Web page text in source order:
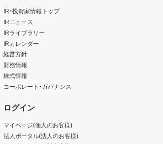
IR・投資家情報トップ
IRニュース
IRライブラリー
IRカレンダー
経営方針
財務情報
株式情報
コーポレート・ガバナンス
ログイン
マイページ(個人のお客様)
法人ポータル(法人のお客様)